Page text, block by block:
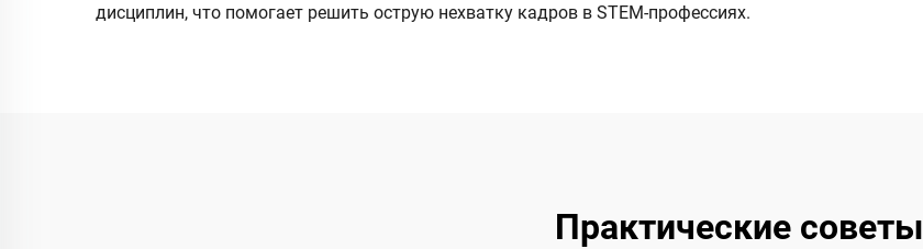
дисциплин, что помогает решить острую нехватку кадров в STEM-профессиях.
Практические советы